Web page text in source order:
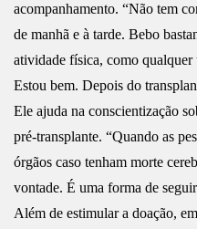
acompanhamento. “Não tem
de manhã e à tarde. Bebo
atividade física, como qualquer
Estou bem. Depois do
Ele ajuda na conscientização
pré-transplante. “Quando as
órgãos caso tenham morte
vontade. É uma forma de
Além de estimular a doação,